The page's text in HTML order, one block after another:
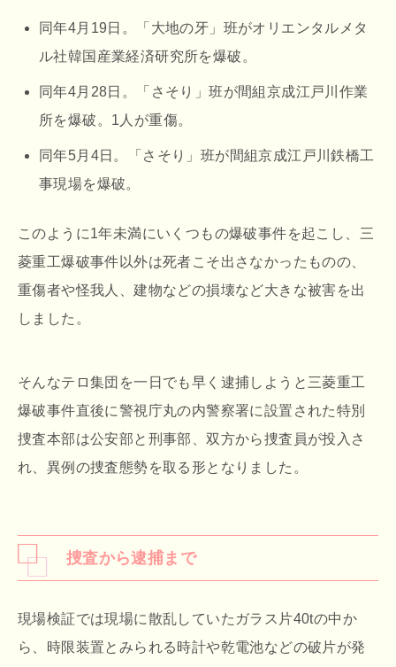
同年4月19日。「大地の牙」班がオリエンタルメタ
ル社韓国産業経済研究所を爆破。
同年4月28日。「さそり」班が間組京成江戸川作業
所を爆破。1人が重傷。
同年5月4日。「さそり」班が間組京成江戸川鉄橋工
事現場を爆破。
このように1年未満にいくつもの爆破事件を起こし、三
菱重工爆破事件以外は死者こそ出さなかったものの、
重傷者や怪我人、建物などの損壊など大きな被害を出
しました。
そんなテロ集団を一日でも早く逮捕しようと三菱重工
爆破事件直後に警視庁丸の内警察署に設置された特別
捜査本部は公安部と刑事部、双方から捜査員が投入さ
れ、異例の捜査態勢を取る形となりました。
捜査から逮捕まで
現場検証では現場に散乱していたガラス片40tの中か
ら、時限装置とみられる時計や乾電池などの破片が発